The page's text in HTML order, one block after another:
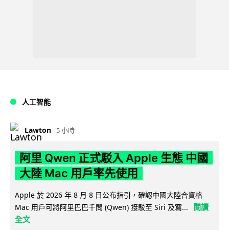
人工智能
Lawton 5 小時
阿里 Qwen 正式駁入 Apple 生態 中國
大陸 Mac 用戶率先使用
Apple 於 2026 年 8 月 8 日公布指引，確認中國大陸合資格
Mac 用戶可將阿里巴巴千問 (Qwen) 接駁至 Siri 及寫...
閱讀
全文